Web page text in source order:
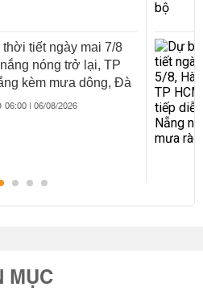
thời tiết ngày mai 7/8
nóng trở lại, TP
kèm mưa dông, Đà
chiều tối
06:00 | 06/08/2026
MỤC